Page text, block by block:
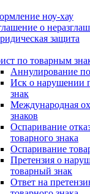
ноу-хау
о
защита
по товарным
Аннулирование
Иск о нарушении
знак
Международная
знаков
Оспаривание
товарного знака
Оспаривание
Претензия о
товарный знак
Ответ на